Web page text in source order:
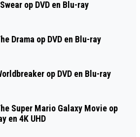
op DVD en Blu-ray
Drama op DVD en Blu-ray
op DVD en Blu-ray
Super Mario Galaxy Movie op
en 4K UHD